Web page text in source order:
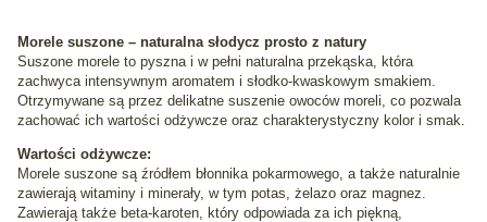
Morele suszone – naturalna słodycz prosto z natury
Suszone morele to pyszna i w pełni naturalna przekąska, która
zachwyca intensywnym aromatem i słodko-kwaskowym smakiem.
Otrzymywane są przez delikatne suszenie owoców moreli, co pozwala
zachować ich wartości odżywcze oraz charakterystyczny kolor i smak.
Wartości odżywcze:
Morele suszone są źródłem błonnika pokarmowego, a także naturalnie
zawierają witaminy i minerały, w tym potas, żelazo oraz magnez.
Zawierają także beta-karoten, który odpowiada za ich piękną,